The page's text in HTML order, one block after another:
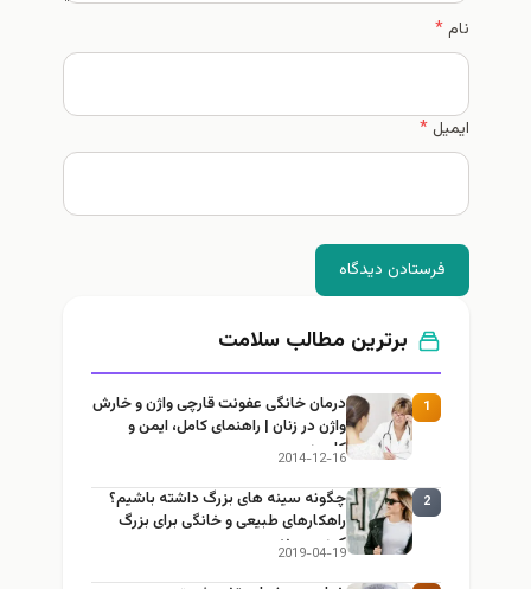
نام*
ایمیل*
فرستادن دیدگاه
برترین مطالب سلامت
1
درمان خانگی عفونت قارچی واژن و خارش
واژن در زنان | راهنمای کامل، ایمن و
کاربردی
2014-12-16
2
چگونه سینه های بزرگ داشته باشیم؟
راهکارهای طبیعی و خانگی برای بزرگ
کردن سینه
2019-04-19